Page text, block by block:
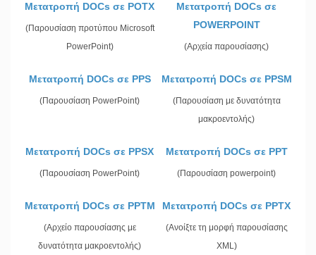
Μετατροπή DOCs σε POTX
(Παρουσίαση προτύπου Microsoft
PowerPoint)
Μετατροπή DOCs σε
POWERPOINT
(Αρχεία παρουσίασης)
Μετατροπή DOCs σε PPS
(Παρουσίαση PowerPoint)
Μετατροπή DOCs σε PPSM
(Παρουσίαση με δυνατότητα
μακροεντολής)
Μετατροπή DOCs σε PPSX
(Παρουσίαση PowerPoint)
Μετατροπή DOCs σε PPT
(Παρουσίαση powerpoint)
Μετατροπή DOCs σε PPTM
(Αρχείο παρουσίασης με
δυνατότητα μακροεντολής)
Μετατροπή DOCs σε PPTX
(Ανοίξτε τη μορφή παρουσίασης
XML)